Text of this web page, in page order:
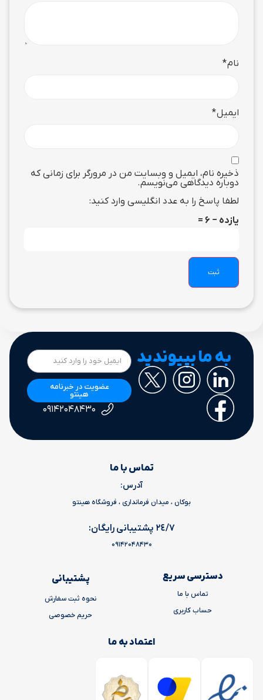
نام*
ایمیل*
ذخیره نام، ایمیل و وبسایت من در مرورگر برای زمانی که
دوباره دیدگاهی می‌نویسم.
لطفا پاسخ را به عدد انگلیسی وارد کنید:
یازده − 6 =
به ما بپیوندید
عضویت در خبرنامه
هینتو
۰۹۱۴۲۰۴۸۴۳۰
تماس با ما
آدرس:
بوکان ، میدان فرمانداری ، فروشگاه هینتو
٢٤/٧ پشتیبانی رایگان:
09142048430
دسترسی سریع
تماس با ما
حساب کاربری
پشتیبانی
نحوه ثبت سفارش
حریم خصوصی
اعتماد به ما